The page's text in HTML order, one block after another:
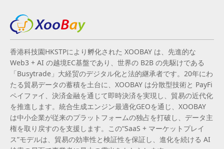
香港科技園HKSTPにより孵化された XOOBAY は、先進的な
Web3 + AI の越境EC基盤であり、世界の B2B の先駆けである
「Busytrade」大経贸のデジタル化と法的継承者です。20年にわ
たる貿易データの蓄積を土台に、XOOBAY は分散型技術と PayFi
ペイファイ、決済金融を通じて即時決済を実現し、貿易の近代化
を推進します。統合生成エンジン最適化GEOを通じ、XOOBAY
は中小企業が従来のプラットフォームの独占を打破し、データ主
権を取り戻すのを支援します。この“SaaS + マーケットプレイ
ス”モデルは、貿易の効率性と検証性を保証し、進化を続ける AI